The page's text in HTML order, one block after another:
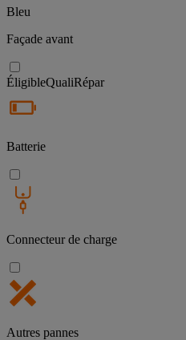
Bleu
Façade avant
ÉligibleQualiRépar
Batterie
Connecteur de charge
Autres pannes